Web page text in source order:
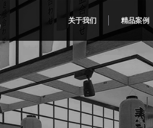
关于我们 精品案例